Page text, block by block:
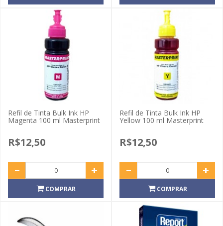
Refil de Tinta Bulk Ink HP
Magenta 100 ml Masterprint
R$12,50
COMPRAR
Refil de Tinta Bulk Ink HP
Yellow 100 ml Masterprint
R$12,50
COMPRAR